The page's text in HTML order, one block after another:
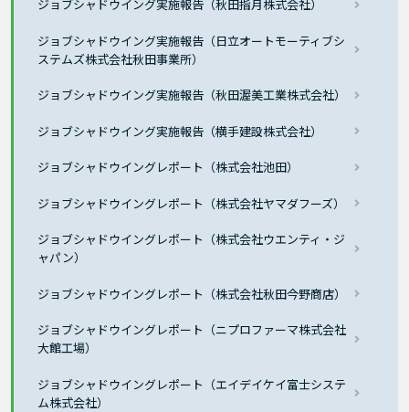
ジョブシャドウイング実施報告（秋田指月株式会社）
ジョブシャドウイング実施報告（日立オートモーティブシ
ステムズ株式会社秋田事業所）
ジョブシャドウイング実施報告（秋田渥美工業株式会社）
ジョブシャドウイング実施報告（横手建設株式会社）
ジョブシャドウイングレポート（株式会社池田）
ジョブシャドウイングレポート（株式会社ヤマダフーズ）
ジョブシャドウイングレポート（株式会社ウエンティ・ジ
ャパン）
ジョブシャドウイングレポート（株式会社秋田今野商店）
ジョブシャドウイングレポート（ニプロファーマ株式会社
大館工場）
ジョブシャドウイングレポート（エイデイケイ富士システ
ム株式会社）